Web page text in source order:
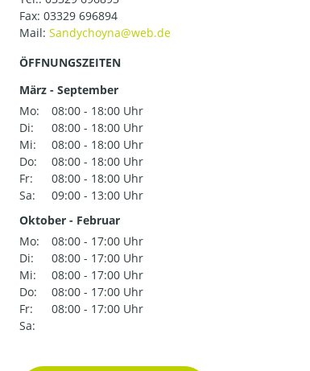
Fax: 03329 696894
Mail:
ÖFFNUNGSZEITEN
März - September
Mo:
08:00 - 18:00 Uhr
Di:
08:00 - 18:00 Uhr
Mi:
08:00 - 18:00 Uhr
Do:
08:00 - 18:00 Uhr
Fr:
08:00 - 18:00 Uhr
Sa:
09:00 - 13:00 Uhr
Oktober - Februar
Mo:
08:00 - 17:00 Uhr
Di:
08:00 - 17:00 Uhr
Mi:
08:00 - 17:00 Uhr
Do:
08:00 - 17:00 Uhr
Fr:
08:00 - 17:00 Uhr
Sa: